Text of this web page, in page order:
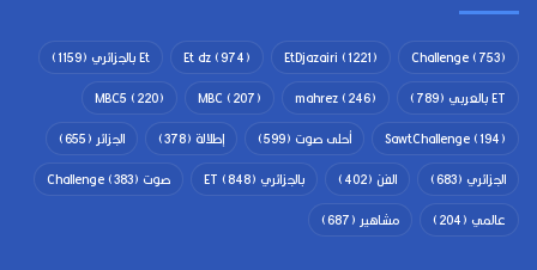
Challenge(753)
EtDjazairi (1221)
Et dz(974) Et بالجزائري
(1159)
ET بالعربي
(789)
mahrez(246)
MBC(207)
MBC5 (220)
SawtChallenge(194) أحلى صوت (599) إطلالة (378) الجزائر (655)
الجزائري (683) الفن (402) بالجزائري ET (848) صوت Challenge (383)
عالمي (204) مشاهير (687)